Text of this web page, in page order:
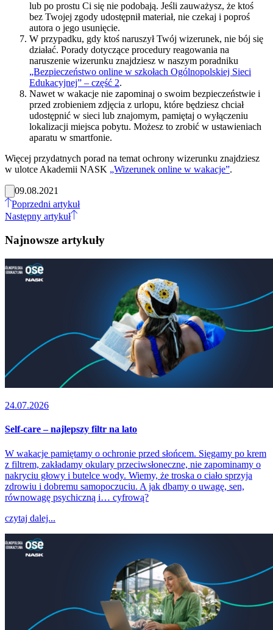
lub po prostu Ci się nie podobają. Jeśli zauważysz, że ktoś
bez Twojej zgody udostępnił materiał, nie czekaj i poproś
autora o jego usunięcie.
W przypadku, gdy ktoś naruszył Twój wizerunek, nie bój się
działać. Porady dotyczące procedury reagowania na
naruszenie wizerunku znajdziesz w naszym poradniku
„Bezpieczeństwo online w szkołach Ogólnopolskiej Sieci
Edukacyjnej” – część 2.
Nawet w wakacje nie zapominaj o swoim bezpieczeństwie i
przed zrobieniem zdjęcia z urlopu, które będziesz chciał
udostępnić w sieci lub znajomym, pamiętaj o wyłączeniu
lokalizacji miejsca pobytu. Możesz to zrobić w ustawieniach
aparatu w smartfonie.
Więcej przydatnych porad na temat ochrony wizerunku znajdziesz
w ulotce Akademii NASK „Wizerunek online w wakacje”.
09.08.2021
Poprzedni artykuł
Następny artykuł
Najnowsze artykuły
24.07.2026
Self-care – najlepszy filtr na lato
W wakacje pamiętamy o ochronie przed słońcem. Sięgamy po krem
z filtrem, zakładamy okulary przeciwsłoneczne, nie zapominamy o
nakryciu głowy i butelce wody. Wiemy, że troska o ciało sprzyja
zdrowiu i dobremu samopoczuciu. A jak dbamy o uwagę, sen,
równowagę psychiczną i… cyfrową?
czytaj dalej...